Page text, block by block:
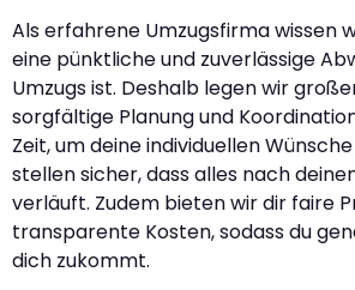
Als erfahrene Umzugsfirma wissen
eine pünktliche und zuverlässige
Umzugs ist. Deshalb legen wir
sorgfältige Planung und
Zeit, um deine individuellen
stellen sicher, dass alles nach
verläuft. Zudem bieten wir dir faire
transparente Kosten, sodass du
dich zukommt.